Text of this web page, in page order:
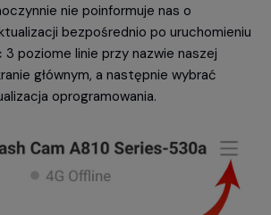
nie poinformuje nas o
bezpośrednio po uruchomieniu
3 poziome linie przy nazwie naszej
głównym, a następnie wybrać
oprogramowania.